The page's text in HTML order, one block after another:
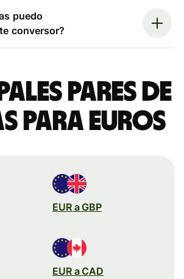
puedo
conversor?
pares de
para euros
EUR a GBP
EUR a CAD